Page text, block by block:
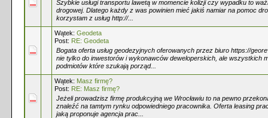
Szybkie usługi transportu lawetą w momencie kolizji czy wypadku to
drogowej. Dlatego każdy z was powinien mieć jakiś namiar na pomoc
korzystam z usług http://...
Wątek: Geodeta
Post: RE: Geodeta
Bogata oferta usług geodezyjnych oferowanych przez biuro https://
nie tylko do inwestorów i wykonawców deweloperskich, ale wszystkich
podmiotów które szukają porząd...
Wątek: Masz firmę?
Post: RE: Masz firmę?
Jeżeli prowadzisz firmę produkcyjną we Wrocławiu to na pewno
znaleźć na tamtym rynku odpowiedniego pracownika. Oferta leasing
jaką proponuje agencja prac...